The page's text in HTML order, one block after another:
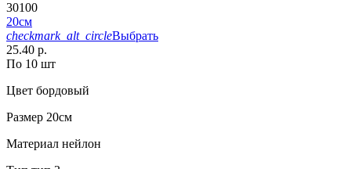
30100
20см
checkmark_alt_circleВыбрать
25.40 р.
По 10 шт
Цвет бордовый
Размер 20см
Материал нейлон